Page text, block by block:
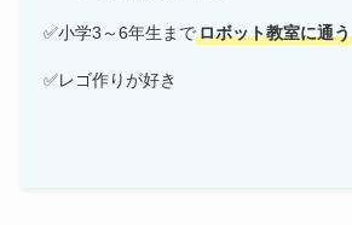
✅小学3～6年生までロボット教室に通う
✅レゴ作りが好き